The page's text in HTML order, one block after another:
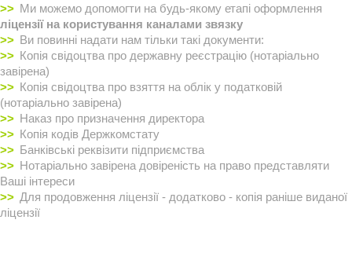
Ми можемо допомогти на будь-якому етапі оформлення
ліцензії на користування каналами звязку
Ви повинні надати нам тільки такі документи:
Копія свідоцтва про державну реєстрацію (нотаріально
завірена)
Копія свідоцтва про взяття на облік у податковій
(нотаріально завірена)
Наказ про призначення директора
Копія кодів Держкомстату
Банківські реквізити підприємства
Нотаріально завірена довіреність на право представляти
Ваші інтереси
Для продовження ліцензії - додатково - копія раніше виданої
ліцензії